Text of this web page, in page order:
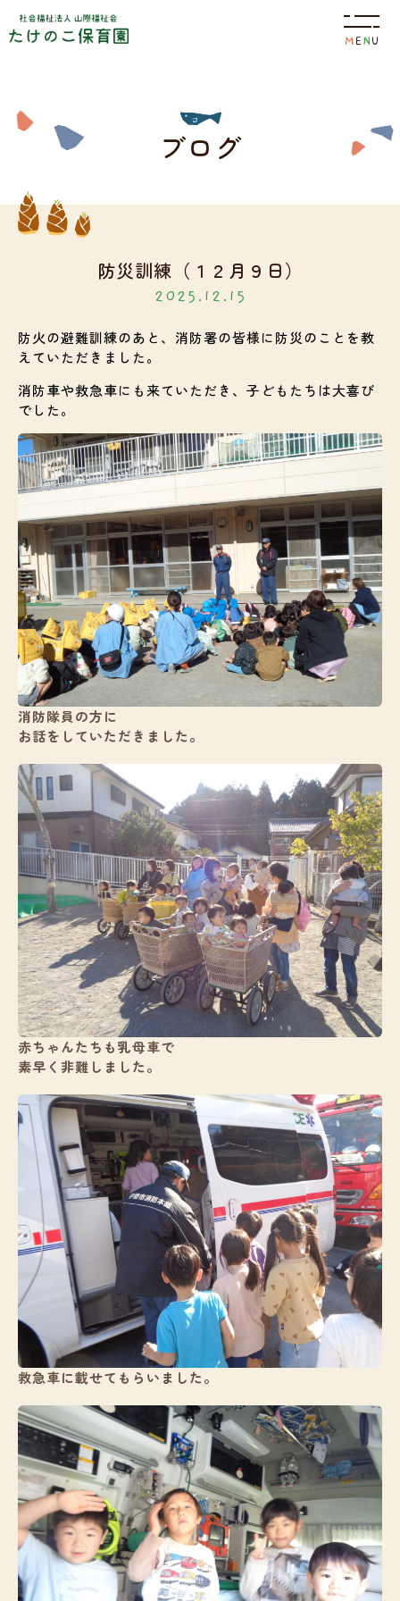
M EN U
園の概要 施設案内
園の生活
入園案内
ブログ
給食
お知らせ
お問い合わせ
ブログ
防災訓練（１２月９日）
2025.12.15
防火の避難訓練のあと、消防署の皆様に防災のことを教
えていただきました。
消防車や救急車にも来ていただき、子どもたちは大喜び
でした。
消防隊員の方に
お話をしていただきました。
赤ちゃんたちも乳母車で
素早く非難しました。
救急車に載せてもらいました。